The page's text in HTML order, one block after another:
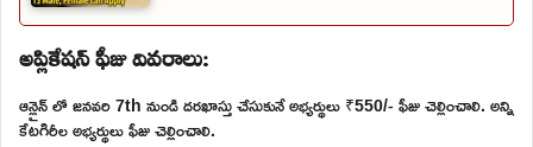
అప్లికేషన్ ఫీజు వివరాలు:
ఆన్లైన్ లో జనవరి 7th నుండి దరఖాస్తు చేసుకునే అభ్యర్థులు ₹550/- ఫీజు చెల్లించాలి. అన్ని
కేటగిరీల అభ్యర్థులు ఫీజు చెల్లించాలి.